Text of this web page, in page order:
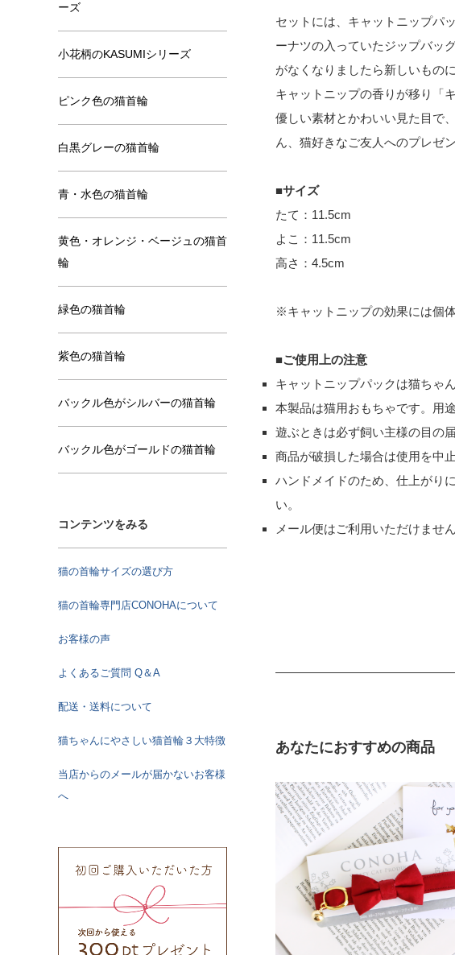
セットには、キャットニップパ
ーナツの入っていたジップバッ
がなくなりましたら新しいもの
キャットニップの香りが移り「
優しい素材とかわいい見た目で
ん、猫好きなご友人へのプレゼ
■サイズ
たて：11.5cm
よこ：11.5cm
高さ：4.5cm
※キャットニップの効果には個
■ご使用上の注意
キャットニップパックは猫ちゃ
本製品は猫用おもちゃです。用
遊ぶときは必ず飼い主様の目の
商品が破損した場合は使用を中
ハンドメイドのため、仕上がり
い。
メール便はご利用いただけません
あなたにおすすめの商品
ーズ
小花柄のKASUMIシリーズ
ピンク色の猫首輪
白黒グレーの猫首輪
青・水色の猫首輪
黄色・オレンジ・ベージュの猫首
輪
緑色の猫首輪
紫色の猫首輪
バックル色がシルバーの猫首輪
バックル色がゴールドの猫首輪
コンテンツをみる
猫の首輪サイズの選び方
猫の首輪専門店CONOHAについて
お客様の声
よくあるご質問 Q＆A
配送・送料について
猫ちゃんにやさしい猫首輪３大特徴
当店からのメールが届かないお客様
へ